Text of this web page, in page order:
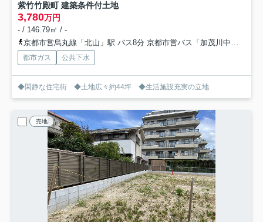
紫竹竹殿町 建築条件付土地
3,780万円
- / 146.79㎡ / -
京都市営烏丸線「北山」駅 バス8分 京都市営バス「加茂川中学前」 停歩6分
都市ガス 公共下水
◆閑静な住宅街 ◆土地広々約44坪 ◆生活施設充実の立地
売地